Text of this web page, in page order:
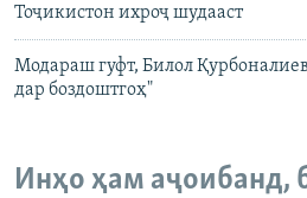
Тоҷикистон ихроҷ шудааст
Модараш гуфт, Билол
дар боздоштгоҳ"
Инҳо ҳам аҷоибанд,